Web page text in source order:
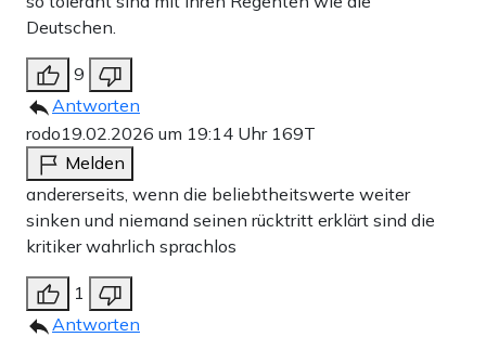
Deutschen.
9
Antworten
rodo19.02.2026 um 19:14 Uhr 169T
Melden
andererseits, wenn die beliebtheitswerte weiter
sinken und niemand seinen rücktritt erklärt sind die
kritiker wahrlich sprachlos
1
Antworten